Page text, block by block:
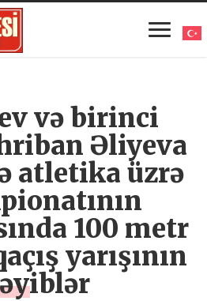
və birinci
Əliyeva
atletika üzrə
100 metr
yarışının